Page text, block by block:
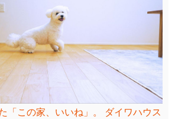
「この家、いいね」。 ダイワハウス